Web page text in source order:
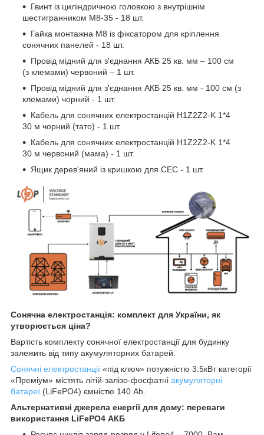
Гвинт із циліндричною головкою з внутрішнім
шестигранником M8-35 - 18 шт.
Гайка монтажна М8 із фіксатором для кріплення
сонячних панелей - 18 шт.
Провід мідний для з'єднання АКБ 25 кв. мм – 100 см
(з клемами) червоний – 1 шт.
Провід мідний для з'єднання АКБ 25 кв. мм - 100 см (з
клемами) чорний - 1 шт.
Кабель для сонячних електростанцій H1Z2Z2-K 1*4
30 м чорний (тато) - 1 шт.
Кабель для сонячних електростанцій H1Z2Z2-K 1*4
30 м червоний (мама) - 1 шт.
Ящик дерев'яний із кришкою для СЕС - 1 шт.
Сонячна електростанція: комплект для України, як
утворюється ціна?
Вартість комплекту сонячної електростанції для будинку
залежить від типу акумуляторних батарей.
Сонячні електростанції «під ключ» потужністю 3.5кВт категорії
«Преміум» містять літій-залізо-фосфатні акумуляторні
батареї (LiFePO4) ємністю 140 Ah.
Альтернативні джерела енергії для дому: переваги
використання LiFePO4 АКБ